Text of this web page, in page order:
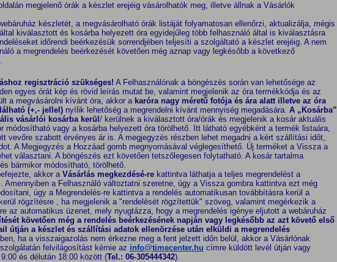
megjelenő órák a készlet erejéig vásárolhatók meg, illetve állnak a Vásárlók
készletét, a megvásárolható órák listáját folyamatosan ellenőrzi, aktualizálja, mégis
kiválasztott és kosárba helyezett óra egyidejűleg több felhasználó által is kiválasztásra
időrendi beérkezésük sorrendjében teljesíti a szolgáltató a készlet erejéig. A nem
a megrendelés beérkezését követően még aznap vagy legkésőbb a következő
regisztráció szükséges! A Felhasználónak a böngészés során van lehetősége az
egyes órát kép és rövid leírás mutat be, valamint megjelenik az óra termékkódja és az
a megvásárolni kívánt óra, akkor a karóra nagy méretű fotója és ára alatt illetve az óra
(+,- jellel)nyílik lehetőség a megrendelni kívánt mennyiség megadására. A „Kosárba”
vásárlói kosárba kerül / kerülnek a kiválasztott óra/órák és megjelenik a kosár aktuális
módosítható vagy a kosárba helyezett óra törölhető. Itt látható egyébként a termék listaára,
vevőre szabott érvényes ár is. A megjegyzés részben lehet megadni a kért szállítási időt,
A Megjegyzés a Hozzáad gomb megnyomásával véglegesíthető. Új terméket a Vissza a
választani. A böngészés ezt követően tetszőlegesen folytatható. A kosár tartalma
bármikor módosítható, törölhető.
akkor a Vásárlás megkezdésé-rekattintva láthatja a teljes megrendelést a
Amennyiben a Felhasználó változtatni szeretne, úgy a Vissza gombra kattintva ezt még
úgy a Megrendelés-re kattintva a rendelés automatikusan továbbításra kerül a
rögzítésre , ha megjelenik a "rendelését rögzítettük" szöveg, valamint megérkezik a
az automatikus üzenet, mely nyugtázza, hogy a megrendelés igénye eljutott a webáruház
követően még a rendelés beérkezésének napján vagy legkésőbb az azt követő első
útján a készlet és szállítási adatok ellenörzése után elküldi a megrendelés
ha a visszaigazolás nem érkezne meg a fent jelzett időn belül, akkor a Vásárlónak
felvilágosítást kérnie az info@timecenter.hu címre küldött levél útján vagy
és délután 18:00 között (Tel.: 06-305444342).